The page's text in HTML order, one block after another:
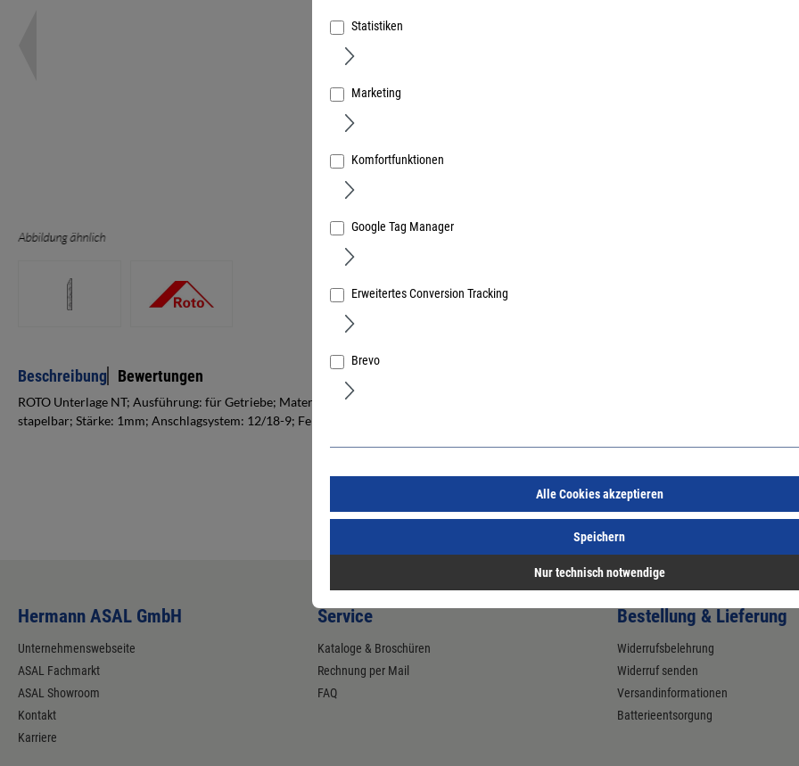
Abbildung ähnlich
Beschreibung Bewertungen
ROTO Unterlage NT; Ausführung: für Getriebe; Material: Stahl; Befestigungsart: zum Anschrauben; Einsatzbereich: Drehkipp; Basis:
stapelbar; Stärke: 1mm; Anschlagsystem: 12/18-9; Fensterwerkstoff: Holz
Hermann ASAL GmbH
Unternehmenswebseite
ASAL Fachmarkt
ASAL Showroom
Kontakt
Karriere
Service
Kataloge & Broschüren
Rechnung per Mail
FAQ
Bestellung & Lieferung
Widerrufsbelehrung
Widerruf senden
Versandinformationen
Batterieentsorgung
Statistiken
Marketing
Komfortfunktionen
Google Tag Manager
Erweitertes Conversion Tracking
Brevo
Alle Cookies akzeptieren
Speichern
Nur technisch notwendige